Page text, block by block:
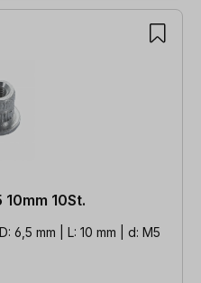
10St.
6,5 mm | L: 10 mm | d: M5